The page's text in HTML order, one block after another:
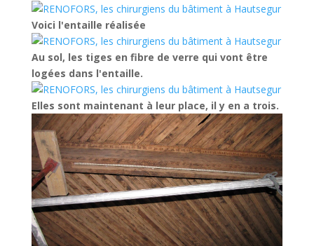
Voici l'entaille réalisée
Au sol, les tiges en fibre de verre qui vont être
logées dans l'entaille.
Elles sont maintenant à leur place, il y en a trois.